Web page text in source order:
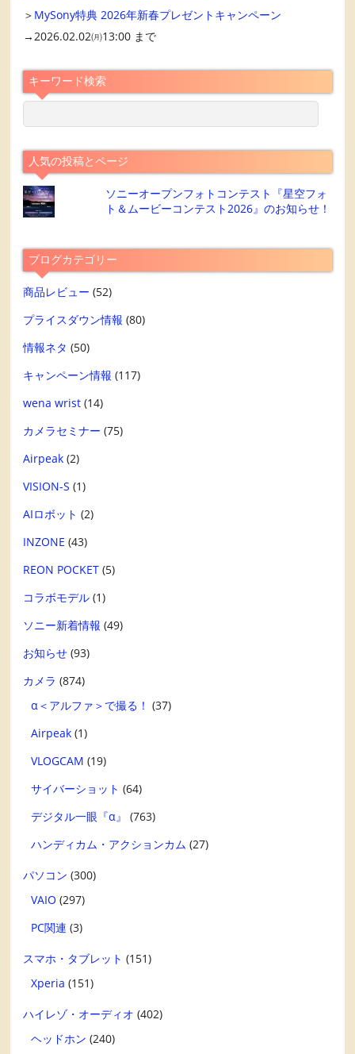
＞ MySony特典 2026年新春プレゼントキャンペーン
→2026.02.02㈪13:00 まで
キーワード検索
人気の投稿とページ
ソニーオープンフォトコンテスト『星空フォ
ト＆ムービーコンテスト2026』のお知らせ！
ブログカテゴリー
商品レビュー (52)
プライスダウン情報 (80)
情報ネタ (50)
キャンペーン情報 (117)
wena wrist (14)
カメラセミナー (75)
Airpeak (2)
VISION-S (1)
AIロボット (2)
INZONE (43)
REON POCKET (5)
コラボモデル (1)
ソニー新着情報 (49)
お知らせ (93)
カメラ (874)
α＜アルファ＞で撮る！ (37)
Airpeak (1)
VLOGCAM (19)
サイバーショット (64)
デジタル一眼『α』
(763)
ハンディカム・アクションカム (27)
パソコン (300)
VAIO (297)
PC関連 (3)
スマホ・タブレット (151)
Xperia (151)
ハイレゾ・オーディオ (402)
ヘッドホン (240)